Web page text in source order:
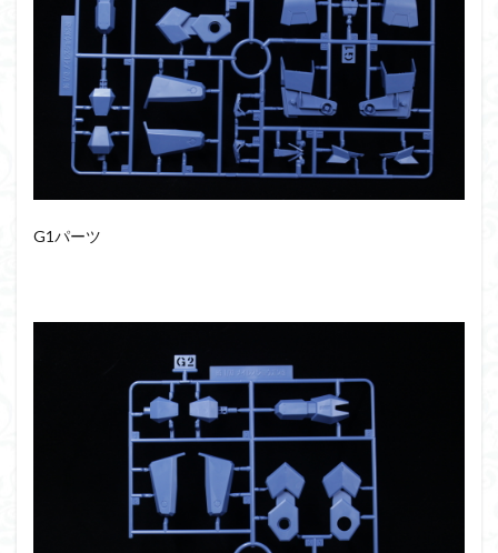
G1パーツ